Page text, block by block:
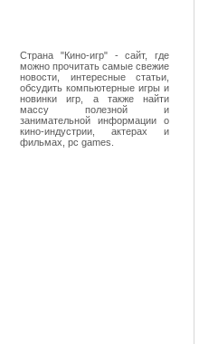
Страна "Кино-игр" - сайт, где
можно прочитать самые свежие
новости, интересные статьи,
обсудить компьютерные игры и
новинки игр, а также найти
массу полезной и
занимательной информации о
кино-индустрии, актерах и
фильмах, pc games.